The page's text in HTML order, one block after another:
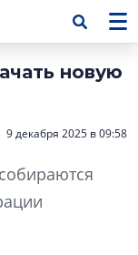
новую
9 декабря 2025 в 09:58